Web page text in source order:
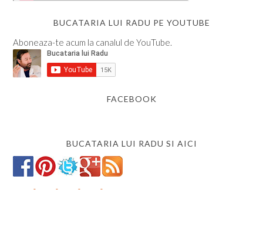
BUCATARIA LUI RADU PE YOUTUBE
Aboneaza-te acum la canalul de YouTube.
FACEBOOK
BUCATARIA LUI RADU SI AICI